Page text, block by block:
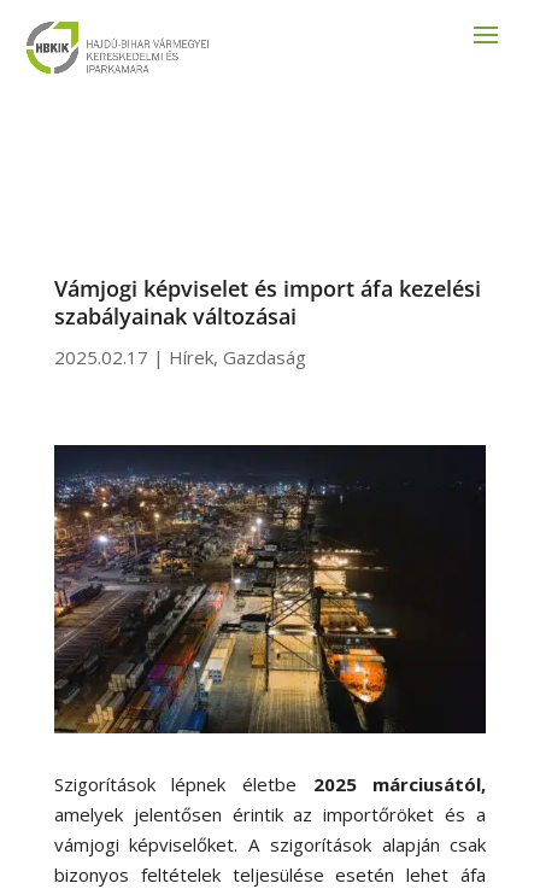
Vámjogi képviselet és import áfa kezelési
szabályainak változásai
2025.02.17 | Hírek, Gazdaság
Szigorítások lépnek életbe 2025 márciusától,
amelyek jelentősen érintik az importőröket és a
vámjogi képviselőket. A szigorítások alapján csak
bizonyos feltételek teljesülése esetén lehet áfa